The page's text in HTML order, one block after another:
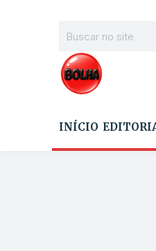
INÍCIO